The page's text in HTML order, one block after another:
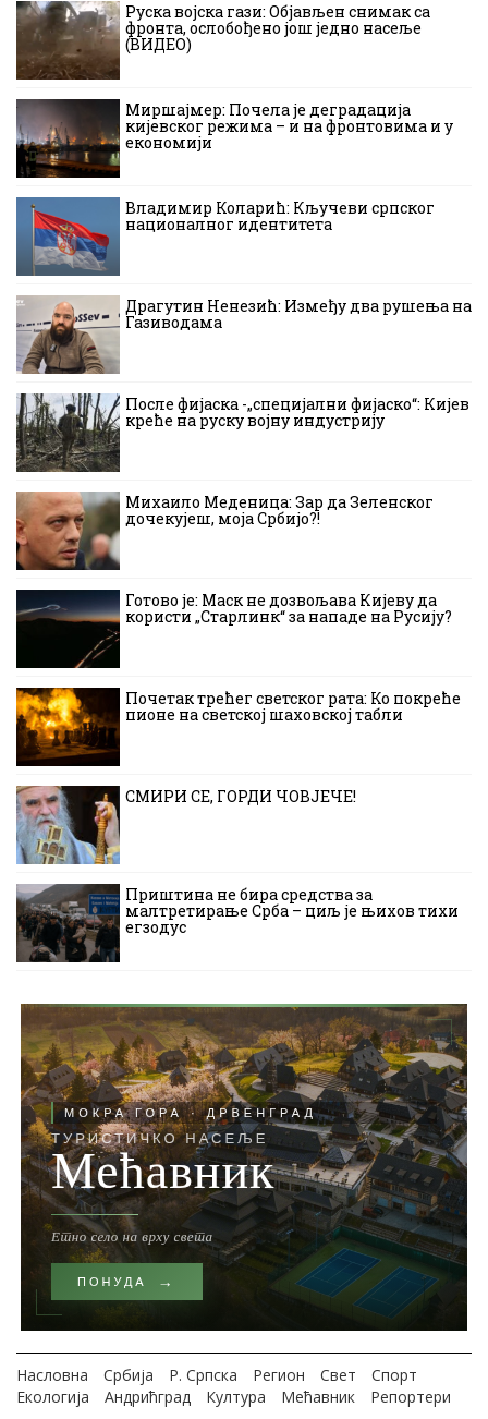
Руска војска гази: Објављен снимак са
фронта, ослобођено још једно насеље
(ВИДЕО)
Миршајмер: Почела је деградација
кијевског режима – и на фронтовима и у
економији
Владимир Коларић: Кључеви српског
националног идентитета
Драгутин Ненезић: Између два рушења на
Газиводама
После фијаска -„специјални фијаско“: Кијев
креће на руску војну индустрију
Михаило Меденица: Зар да Зеленског
дочекујеш, моја Србијо?!
Готово је: Маск не дозвољава Кијеву да
користи „Старлинк“ за нападе на Русију?
Почетак трећег светског рата: Ко покреће
пионе на светској шаховској табли
СМИРИ СЕ, ГОРДИ ЧОВЈЕЧЕ!
Приштина не бира средства за
малтретирање Срба – циљ је њихов тихи
егзодус
Насловна Србија Р. Српска Регион Свет
Спорт
Екологија
Андрићград Култура Мећавник Репортери